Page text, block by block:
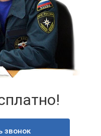
звонок